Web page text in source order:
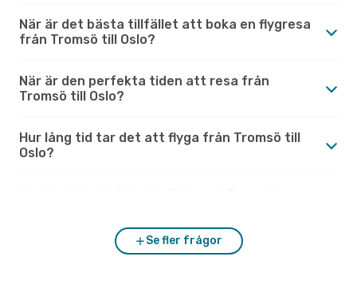
När är det bästa tillfället att boka en flygresa
från Tromsö till Oslo?
När är den perfekta tiden att resa från
Tromsö till Oslo?
Hur lång tid tar det att flyga från Tromsö till
Oslo?
Se fler frågor